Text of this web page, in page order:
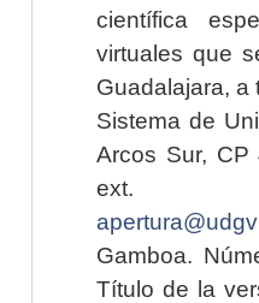
científica
virtuales que
Guadalajara, a
Sistema de
Arcos Sur, CP
ext.
Gamboa.
Título de la